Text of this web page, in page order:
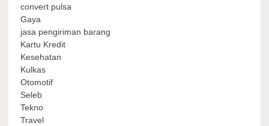
convert pulsa
Gaya
jasa pengiriman barang
Kartu Kredit
Kesehatan
Kulkas
Otomotif
Seleb
Tekno
Travel